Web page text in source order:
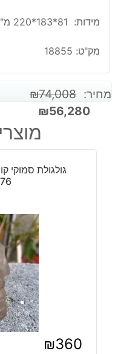
מידות: 81*183*220 מ"מ
מק"ט: 18855
מחיר: ₪74,008
המחיר
₪56,280
המחיר
הנוכחי
הוא:
76*45*57 מ"מ
₪360